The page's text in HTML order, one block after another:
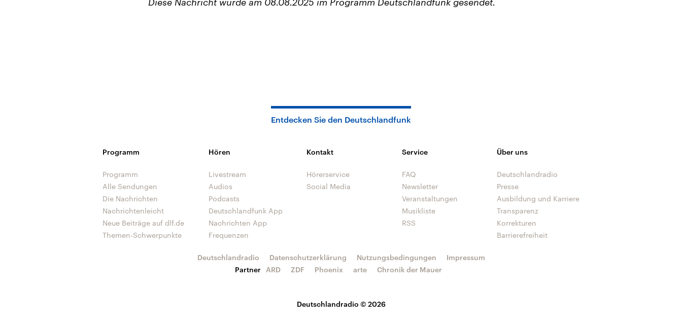
Entdecken Sie den Deutschlandfunk
Programm
Programm
Alle Sendungen
Die Nachrichten
Nachrichtenleicht
Neue Beiträge auf dlf.de
Themen-Schwerpunkte
Hören
Livestream
Audios
Podcasts
Deutschlandfunk App
Nachrichten App
Frequenzen
Kontakt
Hörerservice
Social Media
Service
FAQ
Newsletter
Veranstaltungen
Musikliste
RSS
Über uns
Deutschlandradio
Presse
Ausbildung und Karriere
Transparenz
Korrekturen
Barrierefreiheit
Deutschlandradio © 2026
Deutschlandradio Datenschutzerklärung Nutzungsbedingungen
Impressum
Partner
ARD ZDF Phoenix arte Chronik der Mauer